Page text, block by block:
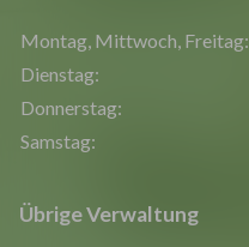
Montag, Mittwoch, Freitag:
Dienstag:
Donnerstag:
Samstag:
Übrige Verwaltung